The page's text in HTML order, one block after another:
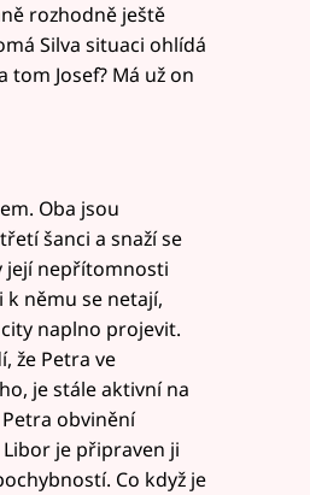
rozhodně ještě
Silva situaci ohlídá
Josef? Má už on
Oba jsou
šanci a snaží se
její nepřítomnosti
němu se netají,
naplno projevit.
že Petra ve
je stále aktivní na
obvinění
je připraven ji
Co když je